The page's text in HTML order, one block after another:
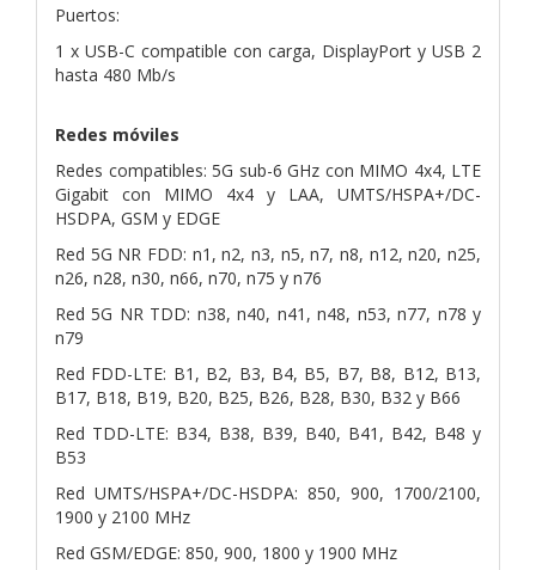
Puertos:
1 x USB-C compatible con carga, DisplayPort y USB 2
hasta 480 Mb/s
Redes móviles
Redes compatibles: 5G sub-6 GHz con MIMO 4x4, LTE
Gigabit con MIMO 4x4 y LAA, UMTS/HSPA+/DC-
HSDPA, GSM y EDGE
Red 5G NR FDD: n1, n2, n3, n5, n7, n8, n12, n20, n25,
n26, n28, n30, n66, n70, n75 y n76
Red 5G NR TDD: n38, n40, n41, n48, n53, n77, n78 y
n79
Red FDD-LTE: B1, B2, B3, B4, B5, B7, B8, B12, B13,
B17, B18, B19, B20, B25, B26, B28, B30, B32 y B66
Red TDD-LTE: B34, B38, B39, B40, B41, B42, B48 y
B53
Red UMTS/HSPA+/DC-HSDPA: 850, 900, 1700/2100,
1900 y 2100 MHz
Red GSM/EDGE: 850, 900, 1800 y 1900 MHz